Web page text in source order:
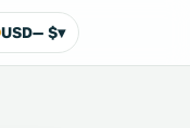
USD— $▾